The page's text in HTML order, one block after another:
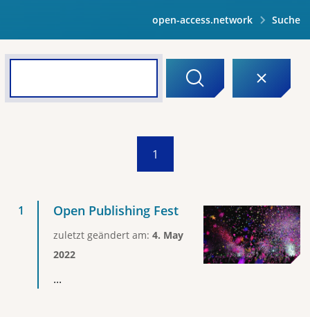
open-access.network Suche
1
Open Publishing Fest
zuletzt geändert am: 4. May
2022
...